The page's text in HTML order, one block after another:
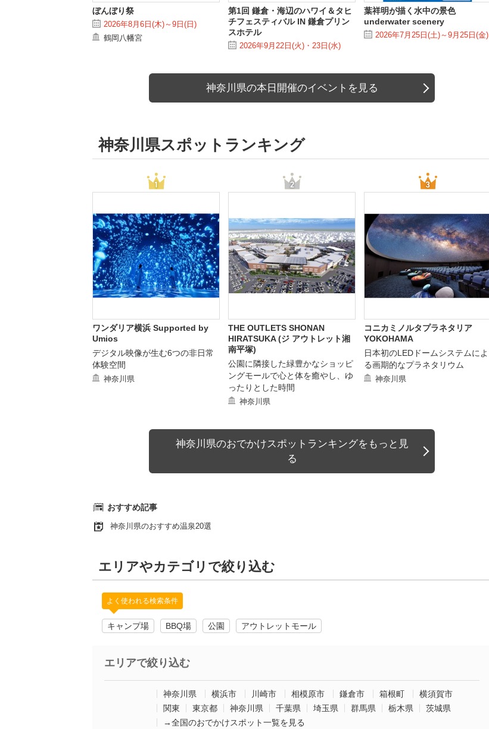
ぼんぼり祭
2026年8月6日(木)～9日(日)
鶴岡八幡宮
第1回 鎌倉・海辺のハワイ＆タヒ
チフェスティバル IN 鎌倉プリン
スホテル
2026年9月22日(火)・23日(水)
葉祥明が描く水中の景色
underwater scenery
2026年7月25日(土)～9月25日(金)
神奈川県の本日開催のイベントを見る
神奈川県スポットランキング
ワンダリア横浜 Supported by
Umios
デジタル映像が生む6つの非日常
体験空間
神奈川県
THE OUTLETS SHONAN
HIRATSUKA (ジ アウトレット湘
南平塚)
公園に隣接した緑豊かなショッピ
ングモールで心と体を癒やし、ゆ
ったりとした時間
神奈川県
コニカミノルタプラネタリア
YOKOHAMA
日本初のLEDドームシステムによ
る画期的なプラネタリウム
神奈川県
神奈川県のおでかけスポットランキングをもっと見
る
おすすめ記事
神奈川県のおすすめ温泉20選
エリアやカテゴリで絞り込む
よく使われる検索条件
キャンプ場 BBQ場 公園 アウトレットモール
エリアで絞り込む
神奈川県 横浜市 川崎市 相模原市 鎌倉市 箱根町
横須賀市
関東
東京都 神奈川県 千葉県 埼玉県 群馬県 栃木県
茨城県
→全国のおでかけスポット一覧を見る